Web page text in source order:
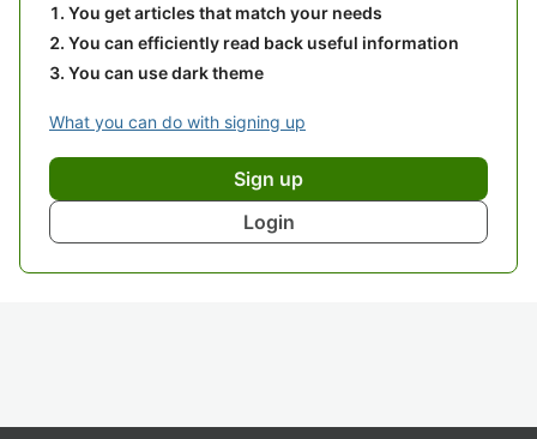
You get articles that match your needs
You can efficiently read back useful information
You can use dark theme
What you can do with signing up
Sign up
Login